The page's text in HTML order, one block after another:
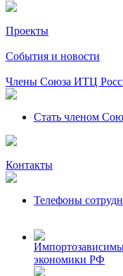
Проекты
События и новости
Члены Союза ИТЦ
Стать членом
Контакты
Телефоны
экономики РФ